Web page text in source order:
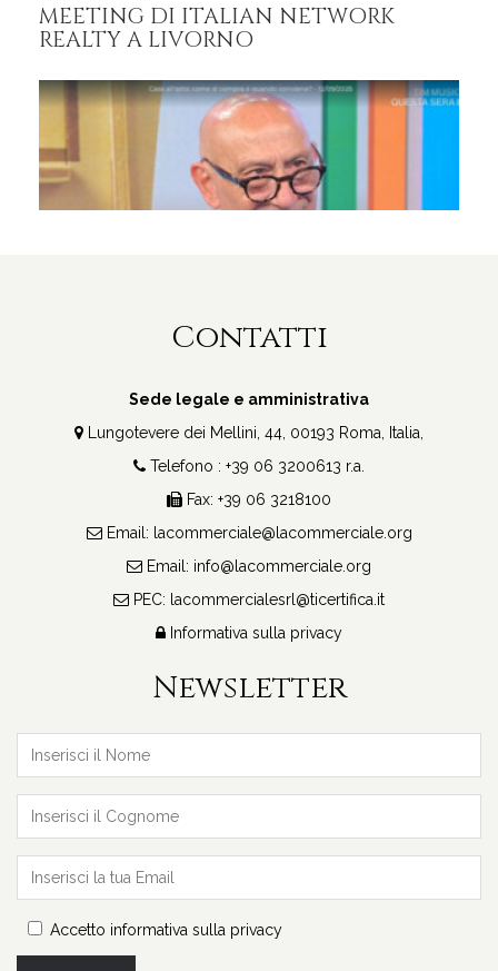
MEETING DI ITALIAN NETWORK
REALTY A LIVORNO
Intervista ad Uno Mattina, Rai
Contatti
Sede legale e amministrativa
Lungotevere dei Mellini, 44, 00193 Roma, Italia,
Telefono : +39 06 3200613 r.a.
Fax: +39 06 3218100
Email: lacommerciale@lacommerciale.org
Email: info@lacommerciale.org
PEC: lacommercialesrl@ticertifica.it
Informativa sulla privacy
Newsletter
Accetto informativa sulla privacy